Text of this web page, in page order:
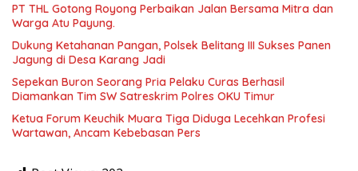
PT THL Gotong Royong Perbaikan Jalan Bersama Mitra dan
Warga Atu Payung.
Dukung Ketahanan Pangan, Polsek Belitang III Sukses Panen
Jagung di Desa Karang Jadi
Sepekan Buron Seorang Pria Pelaku Curas Berhasil
Diamankan Tim SW Satreskrim Polres OKU Timur
Ketua Forum Keuchik Muara Tiga Diduga Lecehkan Profesi
Wartawan, Ancam Kebebasan Pers